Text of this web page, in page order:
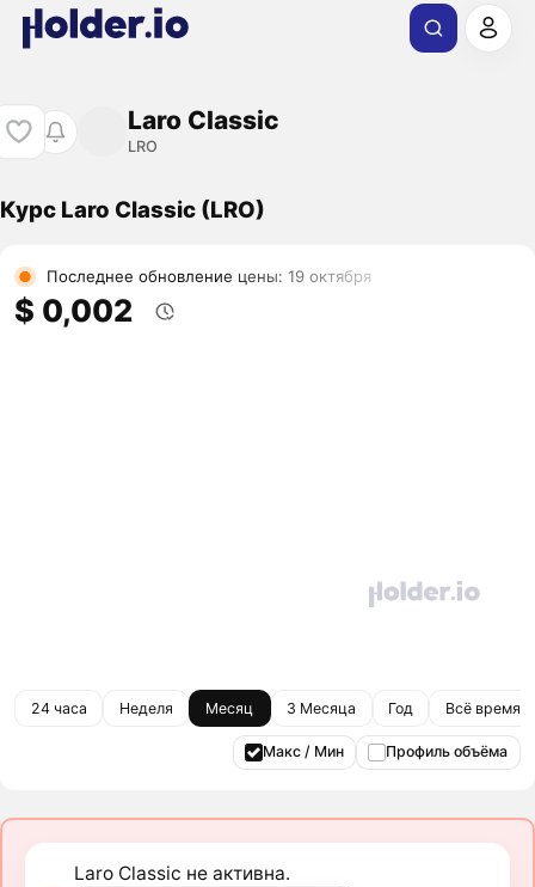
Laro Classic
LRO
Курс Laro Classic (LRO)
Последнее обновление цены: 19 октября
$ 0,002
24 часа Неделя Месяц 3 Месяца Год Всё время
Макс / Мин Профиль объёма
Laro Classic не активна.